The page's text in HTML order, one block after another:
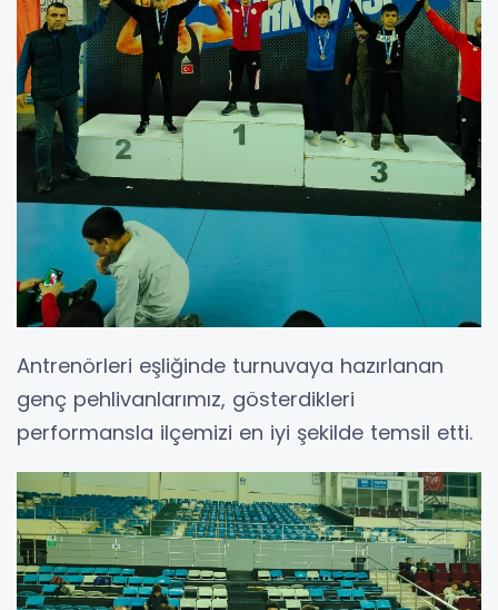
Antrenörleri eşliğinde turnuvaya hazırlanan
genç pehlivanlarımız, gösterdikleri
performansla ilçemizi en iyi şekilde temsil etti.